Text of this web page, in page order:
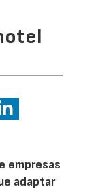
empresas
adaptar